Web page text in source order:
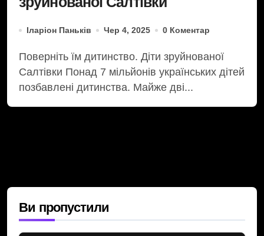
Іларіон Паньків Чер 4, 2025 0 Коментар
Поверніть їм дитинство. Діти зруйнованої
Салтівки Понад 7 мільйонів українських дітей
позбавлені дитинства. Майже дві...
Ви пропустили